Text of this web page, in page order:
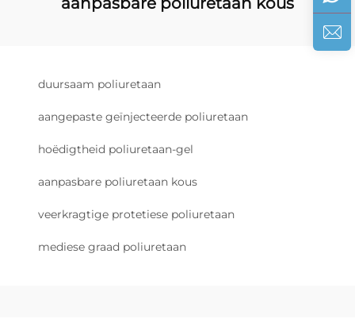
duursaam poliuretaan
aangepaste geïnjecteerde poliuretaan
hoëdigtheid poliuretaan-gel
aanpasbare poliuretaan kous
veerkragtige protetiese poliuretaan
mediese graad poliuretaan